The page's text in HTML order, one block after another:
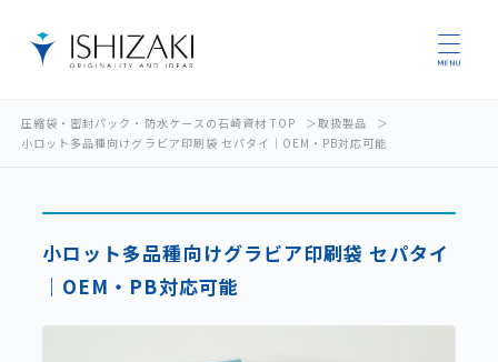
圧縮袋・密封パック・防水ケースの石崎資材 TOP
取扱製品
小ロット多品種向けグラビア印刷袋 セパタイ｜OEM・PB対応可能
小ロット多品種向けグラビア印刷袋 セパタイ
｜OEM・PB対応可能